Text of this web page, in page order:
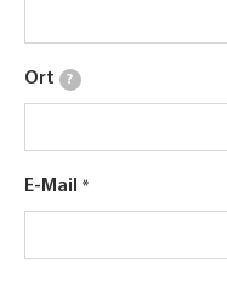
Ort ?
E-Mail